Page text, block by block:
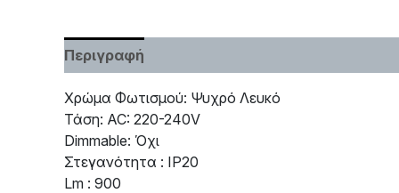
Περιγραφή
Χρώμα Φωτισμού: Ψυχρό Λευκό
Τάση: AC: 220-240V
Dimmable: Όχι
Στεγανότητα : IP20
Lm : 900